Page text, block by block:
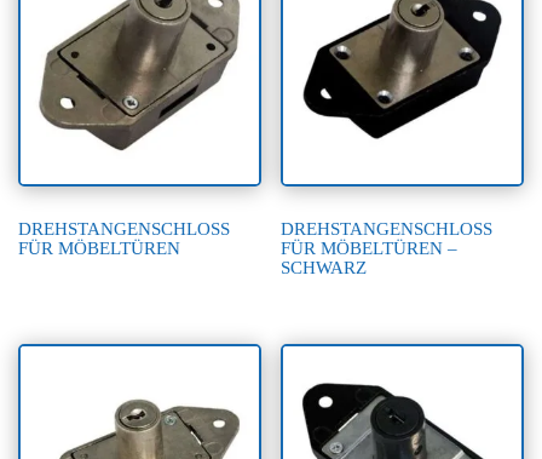
DREHSTANGENSCHLOSS
FÜR MÖBELTÜREN
DREHSTANGENSCHLOSS
FÜR MÖBELTÜREN –
SCHWARZ